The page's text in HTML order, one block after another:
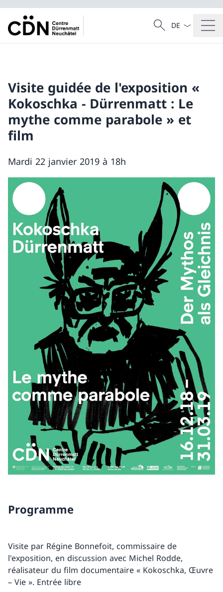
Cercare
Ricerca
Dal menu a
Visite guidée de l'exposition «
Kokoschka - Dürrenmatt : Le
mythe comme parabole » et
film
Mardi 22 janvier 2019 à 18h
Programme
Visite par Régine Bonnefoit, commissaire de
l'exposition, en discussion avec Michel Rodde,
réalisateur du film documentaire « Kokoschka, Œuvre
– Vie ». Entrée libre